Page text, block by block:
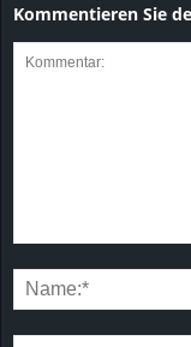
Kommentieren Sie